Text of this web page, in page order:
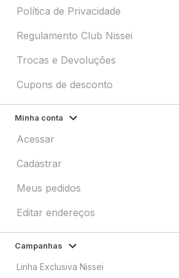
Política de Privacidade
Regulamento Club Nissei
Trocas e Devoluções
Cupons de desconto
Minha conta
Acessar
Cadastrar
Meus pedidos
Editar endereços
Campanhas
Linha Exclusiva Nissei